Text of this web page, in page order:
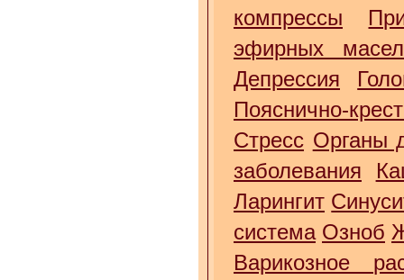
компрессы
эфирных
Депрессия
Пояснично-
Стресс Органы
заболевания
Ларингит
система Озноб
Варикозное